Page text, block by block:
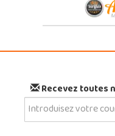
Recevez toutes